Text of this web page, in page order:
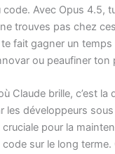
code. Avec Opus 4.5,
trouves pas chez
fait gagner un temps
ou peaufiner ton
Claude brille, c’est la
les développeurs
pour la
sur le long terme.